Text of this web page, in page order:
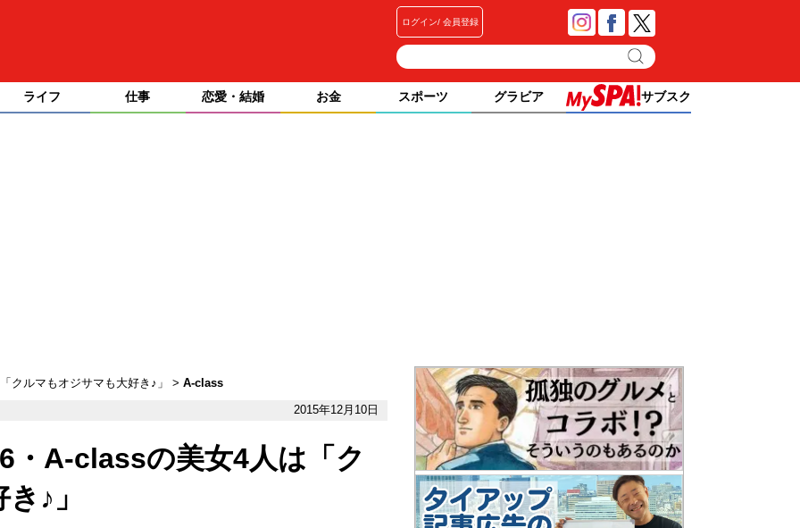
ログイン 会員登録
ライフ 仕事 恋愛・結婚 お金 スポーツ グラビア サブスク
クルマもオジサマも大好き♪」
A-class
2015年12月10日
・A-classの美女4人は「ク
♪」